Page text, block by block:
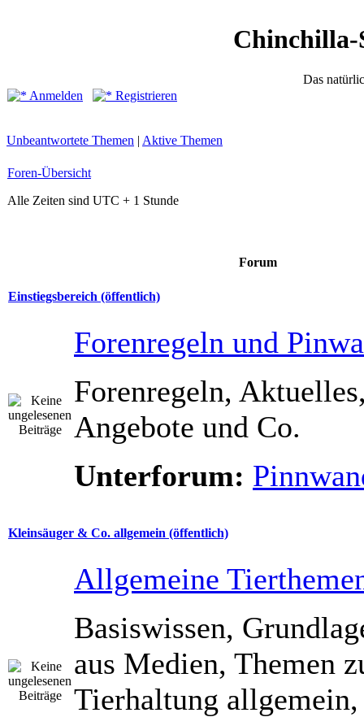
Chinchilla-
Das
Anmelden
Registrieren
Unbeantwortete Themen | Aktive Themen
Foren-Übersicht
Alle Zeiten sind UTC + 1 Stunde
Forum
Einstiegsbereich (öffentlich)
Forenregeln und
Forenregeln,
Angebote und Co.
Unterforum:
Kleinsäuger & Co. allgemein (öffentlich)
Allgemeine
Basiswissen,
aus Medien, Themen
Tierhaltung